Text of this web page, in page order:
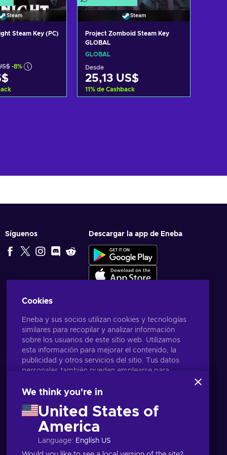
Steam
Steam Key (PC)
-8%
Steam
Project Zomboid Steam Key
GLOBAL
GLOBAL
Desde
25,13 US$
11% de Cashback
Síguenos Descargar la app de Eneba
Español Latinoamericano
Cookies
Eneba y sus socios utilizan cookies y tecnologías
similares para recopilar y analizar información
sobre los usuarios de este sitio web. Utilizamos
esta información para mejorar el contenido, la
publicidad y otros servicios del sitio. Tus datos
personales también pueden emplearse para
Al hacer clic en «Aceptar todo», das tu
utilicen estas tecnologías. Puedes ajustar tu
consentimiento haciendo clic en «Personalizar»
. Para obtener más información sobre cómo
Google utiliza tus datos, consulta la
Privacidad de Google Business.
We think you're in
United States of
America
Language: English US